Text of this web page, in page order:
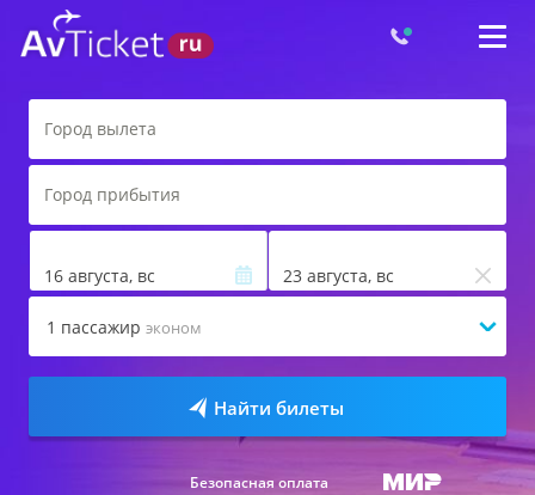
16 августа, вс 23 августа, вс
1 пассажир эконом
Найти билеты
Безопасная оплата